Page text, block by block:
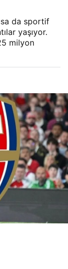
da sportif
yaşıyor.
milyon